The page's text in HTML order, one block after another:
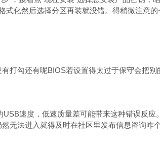
式化然后选择分区再装就没错。得稍微注意
打勾还有呢BIOS若设置得太过于保守会把
速度，低速质量差可能带来这种错误反应
无法进入就得及时在社区里发布信息咨询咋个